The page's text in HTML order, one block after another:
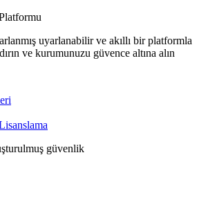
uyarlanabilir ve akıllı bir platformla
ve kurumunuzu güvence altına alın
güvenlik